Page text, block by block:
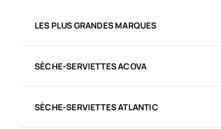
LES PLUS GRANDES MARQUES
SÈCHE-SERVIETTES ACOVA
SÈCHE-SERVIETTES ATLANTIC